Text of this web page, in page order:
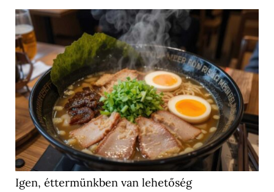
Igen, éttermünkben van lehetőség